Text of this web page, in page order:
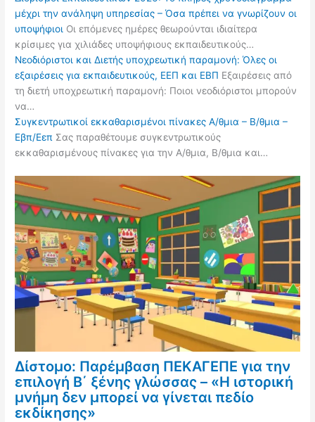
μέχρι την ανάληψη υπηρεσίας – Όσα πρέπει να γνωρίζουν οι
υποψήφιοι Οι επόμενες ημέρες θεωρούνται ιδιαίτερα
κρίσιμες για χιλιάδες υποψήφιους εκπαιδευτικούς…
Νεοδιόριστοι και Διετής υποχρεωτική παραμονή: Όλες οι
εξαιρέσεις για εκπαιδευτικούς, ΕΕΠ και ΕΒΠ Εξαιρέσεις από
τη διετή υποχρεωτική παραμονή: Ποιοι νεοδιόριστοι μπορούν
να…
Συγκεντρωτικοί εκκαθαρισμένοι πίνακες Α/θμια – Β/θμια –
Εβπ/Εεπ Σας παραθέτουμε συγκεντρωτικούς
εκκαθαρισμένους πίνακες για την Α/θμια, Β/θμια και…
Δίστομο: Παρέμβαση ΠΕΚΑΓΕΠΕ για την
επιλογή Β΄ ξένης γλώσσας – «Η ιστορική
μνήμη δεν μπορεί να γίνεται πεδίο
εκδίκησης»